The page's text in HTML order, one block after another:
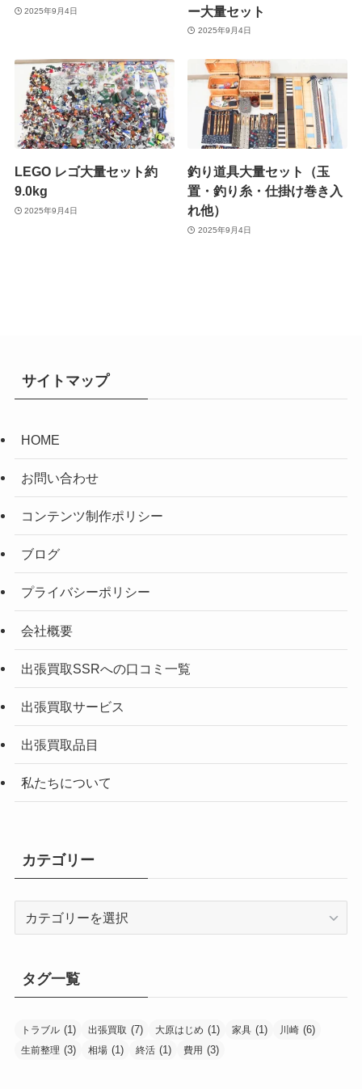
2025年9月4日
ー大量セット
2025年9月4日
LEGO レゴ大量セット約
9.0kg
2025年9月4日
釣り道具大量セット（玉
置・釣り糸・仕掛け巻き入
れ他）
2025年9月4日
サイトマップ
HOME
お問い合わせ
コンテンツ制作ポリシー
ブログ
プライバシーポリシー
会社概要
出張買取SSRへの口コミ一覧
出張買取サービス
出張買取品目
私たちについて
カテゴリー
ー
タグ一覧
トラブル (1) 出張買取 (7) 大原はじめ (1) 家具 (1) 川崎 (6)
生前整理 (3) 相場 (1) 終活 (1) 費用 (3)